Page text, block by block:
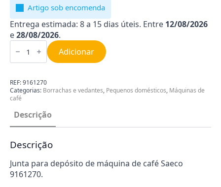
Artigo sob encomenda
Entrega estimada: 8 a 15 dias úteis. Entre 12/08/2026
e28/08/2026.
Quantidade
de
para
de
Máquina
de
Café
Saeco
9161270
Adicionar
REF:9161270
Categorias: Borrachas e vedantes, Pequenos domésticos, Máquinas de
café
Descrição
Descrição
Junta para depósito de máquina de café Saeco
9161270.